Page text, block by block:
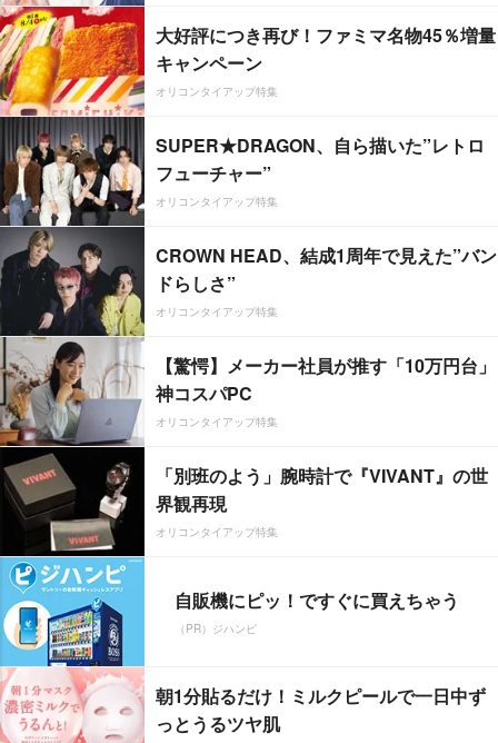
大好評につき再び！ファミマ名物45％増量
キャンペーン
オリコンタイアップ特集
SUPER★DRAGON、自ら描いた”レトロ
フューチャー”
オリコンタイアップ特集
CROWN HEAD、結成1周年で見えた”バン
ドらしさ”
オリコンタイアップ特集
【驚愕】メーカー社員が推す「10万円台」
神コスパPC
オリコンタイアップ特集
「別班のよう」腕時計で『VIVANT』の世
界観再現
オリコンタイアップ特集
自販機にピッ！ですぐに買えちゃう
（PR）ジハンピ
朝1分貼るだけ！ミルクピールで一日中ず
っとうるツヤ肌